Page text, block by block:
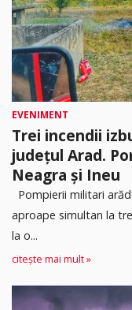
EVENIMENT
Trei incendii
județul Arad.
Neagra și Ineu
Pompierii militari
aproape simultan la
la o...
citește mai mult »